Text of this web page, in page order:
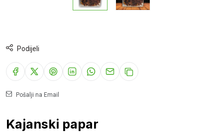
Podijeli
Pošalji na Email
Kajanski papar